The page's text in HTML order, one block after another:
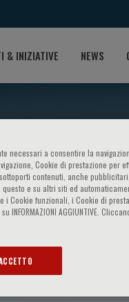
& INIZIATIVE NEWS
necessari a consentire la
Cookie di prestazione per
contenuti, anche
e su altri siti ed
i Cookie funzionali, i Cookie di
AGGIUNTIVE.